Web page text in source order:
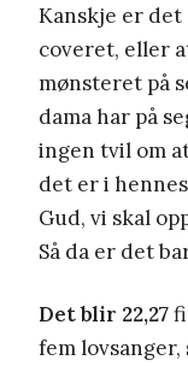
Kanskje er det
coveret, eller
mønsteret på
dama har på
ingen tvil om
det er i
Gud, vi skal
Så da er det
Det blir 22,27
fem